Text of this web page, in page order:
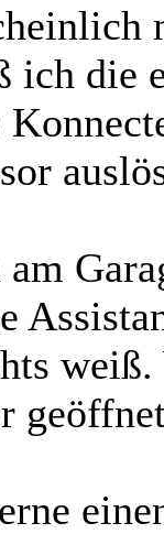
ich die